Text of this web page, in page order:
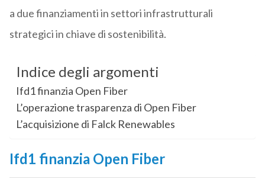
a due finanziamenti in settori infrastrutturali
strategici in chiave di sostenibilità.
Indice degli argomenti
Ifd1 finanzia Open Fiber
L’operazione trasparenza di Open Fiber
L’acquisizione di Falck Renewables
Ifd1 finanzia Open Fiber